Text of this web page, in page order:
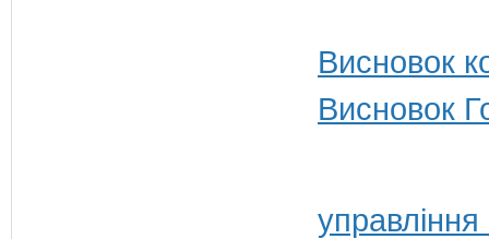
Висновок
Висновок